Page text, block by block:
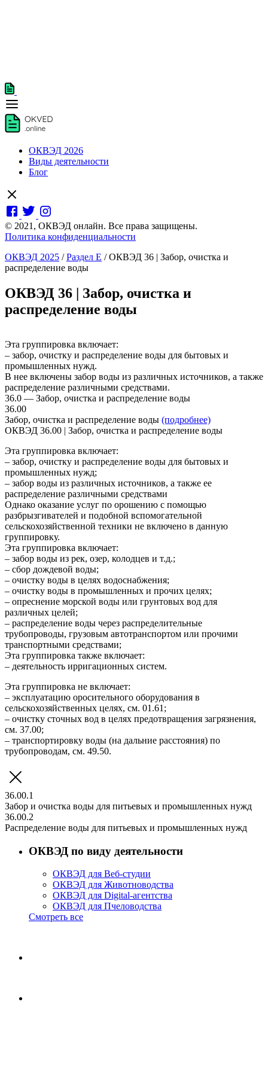
ОКВЭД 2026
Виды деятельности
Блог
© 2021, ОКВЭД онлайн. Все права защищены.
Политика конфиденциальности
ОКВЭД 2025 /Раздел E /ОКВЭД 36 | Забор, очистка и
распределение воды
ОКВЭД 36 | Забор, очистка и
распределение воды
Эта группировка включает:
– забор, очистку и распределение воды для бытовых и
промышленных нужд.
В нее включены забор воды из различных источников, а также
распределение различными средствами.
36.0 — Забор, очистка и распределение воды
36.00
Забор, очистка и распределение воды (подробнее)
ОКВЭД 36.00 | Забор, очистка и распределение воды
Эта группировка включает:
– забор, очистку и распределение воды для бытовых и
промышленных нужд;
– забор воды из различных источников, а также ее
распределение различными средствами
Однако оказание услуг по орошению с помощью
разбрызгивателей и подобной вспомогательной
сельскохозяйственной техники не включено в данную
группировку.
Эта группировка включает:
– забор воды из рек, озер, колодцев и т.д.;
– сбор дождевой воды;
– очистку воды в целях водоснабжения;
– очистку воды в промышленных и прочих целях;
– опреснение морской воды или грунтовых вод для
различных целей;
– распределение воды через распределительные
трубопроводы, грузовым автотранспортом или прочими
транспортными средствами;
Эта группировка также включает:
– деятельность ирригационных систем.
Эта группировка не включает:
– эксплуатацию оросительного оборудования в
сельскохозяйственных целях, см. 01.61;
– очистку сточных вод в целях предотвращения загрязнения,
см. 37.00;
– транспортировку воды (на дальние расстояния) по
трубопроводам, см. 49.50.
36.00.1
Забор и очистка воды для питьевых и промышленных нужд
36.00.2
Распределение воды для питьевых и промышленных нужд
ОКВЭД по виду деятельности
ОКВЭД для Веб-студии
ОКВЭД для Животноводства
ОКВЭД для Digital-агентства
ОКВЭД для Пчеловодства
Смотреть все